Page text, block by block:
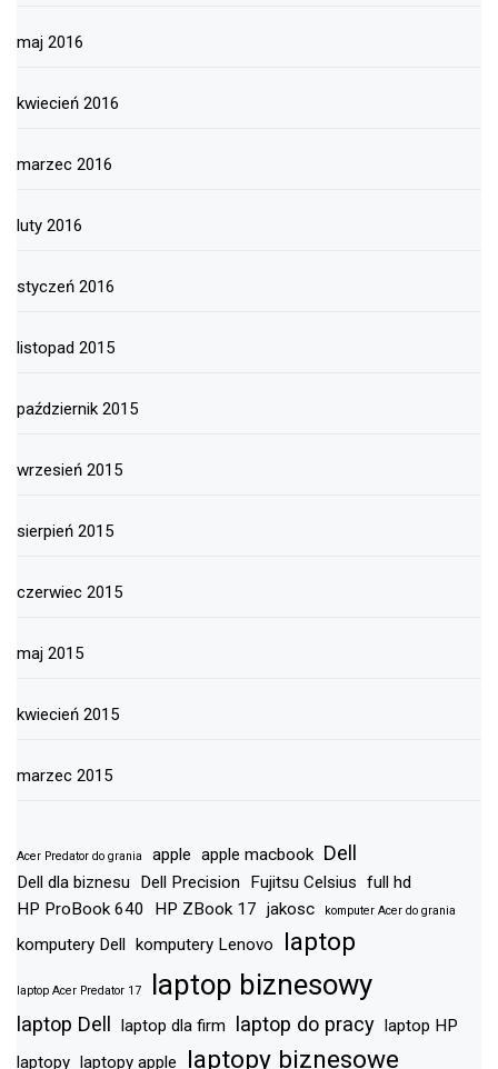
maj 2016
kwiecień 2016
marzec 2016
luty 2016
styczeń 2016
listopad 2015
październik 2015
wrzesień 2015
sierpień 2015
czerwiec 2015
maj 2015
kwiecień 2015
marzec 2015
Acer Predator do grania apple apple macbook Dell
Dell dla biznesu Dell Precision Fujitsu Celsius full hd
HP ProBook 640
HP ZBook 17 jakosc komputer Acer do grania
komputery Dell komputery Lenovo laptop
laptop Acer Predator 17 laptop biznesowy
laptop Dell laptop dla firm laptop do pracy laptop HP
laptopy laptopy apple laptopy biznesowe